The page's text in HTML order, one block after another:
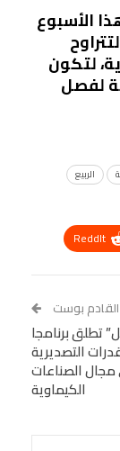
الأسبوع
درجة مئوية، لتكون
لفصل
الربيع
ReddIt
VK
Viber
القادم بوست
تطلق برنامجا
التصديرية
الصناعات
الكيماوية